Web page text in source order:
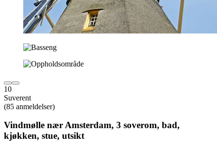
10
Suverent
(85 anmeldelser)
Vindmølle nær Amsterdam, 3 soverom, bad,
kjøkken, stue, utsikt